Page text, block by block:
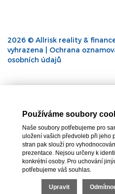
2026 © Allrisk reality &
vyhrazena | Ochrana
osobních údajů
Používáme soubory
Naše soubory potřebujeme pro
uložení vašich předvoleb při jeho
stran pak slouží pro
prezentace. Nejsou určeny k
konkrétní osoby. Pro uchování
potřebujeme váš souhlas.
Upravit